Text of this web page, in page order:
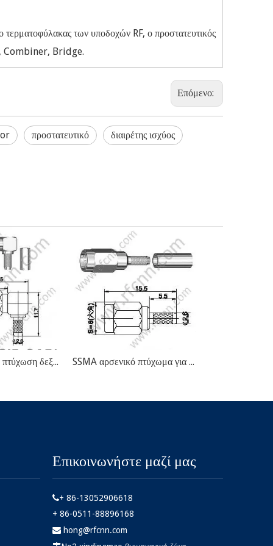
των υποδοχών RF, ο προστατευτικός
Combiner, Bridge.
Επόμενο:
προστατευτικό διαιρέτης ισχύος
SSMA αρσενικό πτύχωση δεξιά γωνία για RG174 RF Connector SSMA αρσενικό πτύχωμα για υποδοχή RG174 RF
Επικοινωνήστε μαζί μας
+ 86-13052906618
+ 86-0511-88896168
 hong@rfcnn.com